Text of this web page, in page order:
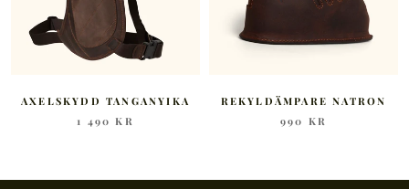
AXELSKYDD TANGANYIKA
1 490 KR
REKYLDÄMPARE NATRON
990 KR